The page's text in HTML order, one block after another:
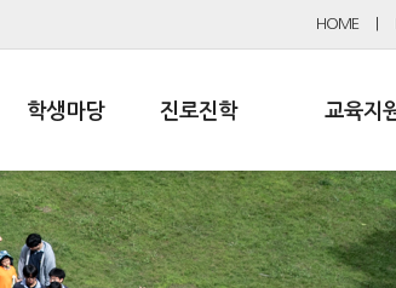
HOME
학생마당
학생생활규정
봉사활동
학교신문
진로진학
공지사항 및 입시자료
진로교육
드림레터
교육지
행정실
학교 이사
학교운영위